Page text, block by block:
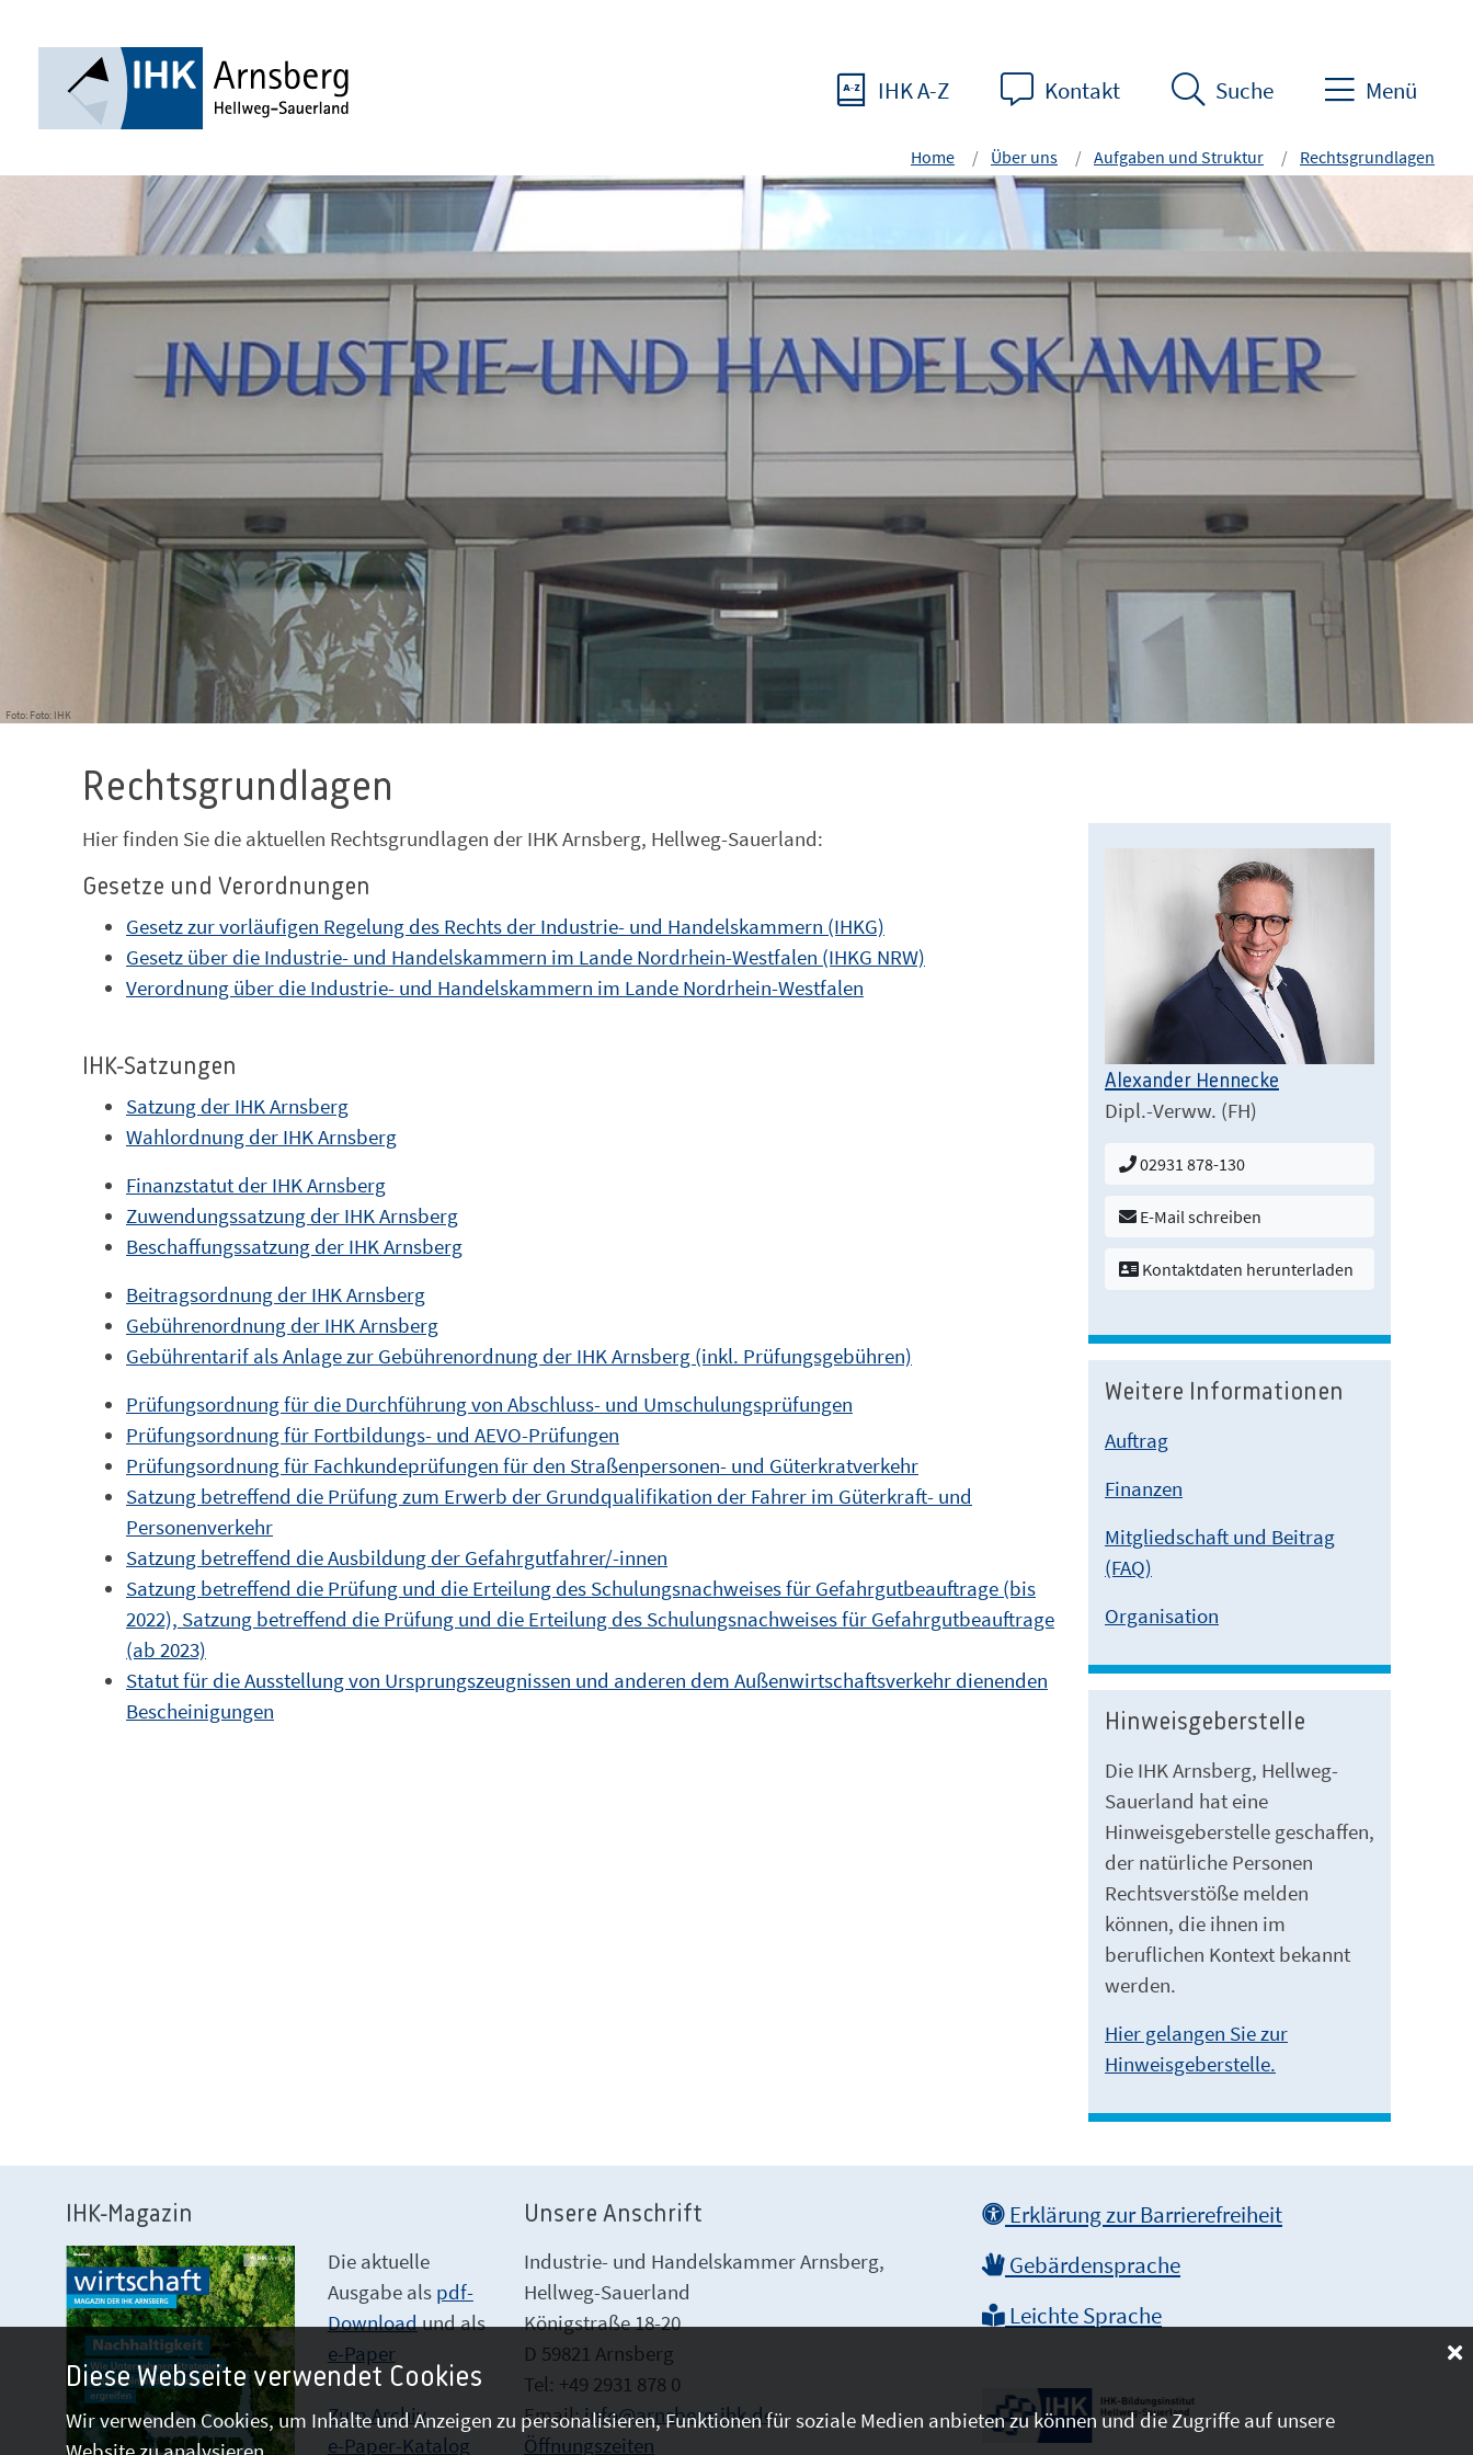
IHK A-Z Kontakt Suche Menü
Home Über uns Aufgaben und Struktur Rechtsgrundlagen
Foto: Foto: IHK
Rechtsgrundlagen
Hier finden Sie die aktuellen Rechtsgrundlagen der IHK Arnsberg, Hellweg-Sauerland:
Gesetze und Verordnungen
Gesetz zur vorläufigen Regelung des Rechts der Industrie- und Handelskammern (IHKG)
Gesetz über die Industrie- und Handelskammern im Lande Nordrhein-Westfalen (IHKG NRW)
Verordnung über die Industrie- und Handelskammern im Lande Nordrhein-Westfalen
IHK-Satzungen
Satzung der IHK Arnsberg
Wahlordnung der IHK Arnsberg
Finanzstatut der IHK Arnsberg
Zuwendungssatzung der IHK Arnsberg
Beschaffungssatzung der IHK Arnsberg
Beitragsordnung der IHK Arnsberg
Gebührenordnung der IHK Arnsberg
Gebührentarif als Anlage zur Gebührenordnung der IHK Arnsberg (inkl. Prüfungsgebühren)
Prüfungsordnung für die Durchführung von Abschluss- und Umschulungsprüfungen
Prüfungsordnung für Fortbildungs- und AEVO-Prüfungen
Prüfungsordnung für Fachkundeprüfungen für den Straßenpersonen- und Güterkratverkehr
Satzung betreffend die Prüfung zum Erwerb der Grundqualifikation der Fahrer im Güterkraft- und
Personenverkehr
Satzung betreffend die Ausbildung der Gefahrgutfahrer/-innen
Satzung betreffend die Prüfung und die Erteilung des Schulungsnachweises für Gefahrgutbeauftrage (bis
2022), Satzung betreffend die Prüfung und die Erteilung des Schulungsnachweises für Gefahrgutbeauftrage
(ab 2023)
Statut für die Ausstellung von Ursprungszeugnissen und anderen dem Außenwirtschaftsverkehr dienenden
Bescheinigungen
Alexander Hennecke
Dipl.-Verww. (FH)
02931 878-130
E-Mail schreiben
Kontaktdaten herunterladen
Weitere Informationen
Auftrag
Finanzen
Mitgliedschaft und Beitrag
(FAQ)
Organisation
Hinweisgeberstelle
Die IHK Arnsberg, Hellweg-
Sauerland hat eine
Hinweisgeberstelle geschaffen,
der natürliche Personen
Rechtsverstöße melden
können, die ihnen im
beruflichen Kontext bekannt
werden.
Hier gelangen Sie zur
Hinweisgeberstelle.
IHK-Magazin
Die aktuelle
Ausgabe als pdf-
Downloadund als
e-Paper
Zum Archiv
e-Paper-Katalog
Unsere Anschrift
Industrie- und Handelskammer Arnsberg,
Hellweg-Sauerland
Königstraße 18-20
D 59821 Arnsberg
Tel: +49 2931 878 0
Email:info@arnsberg.ihk.de
Öffnungszeiten
Erklärung zur Barrierefreiheit
Gebärdensprache
Leichte Sprache
Diese Webseite verwendet Cookies
Wir verwenden Cookies, um Inhalte und Anzeigen zu personalisieren, Funktionen für soziale Medien anbieten zu können und die Zugriffe auf unsere